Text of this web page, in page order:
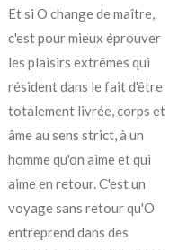
Et si O change de maître,
c'est pour mieux éprouver
les plaisirs extrêmes qui
résident dans le fait d'être
totalement livrée, corps et
âme au sens strict, à un
homme qu'on aime et qui
aime en retour. C'est un
voyage sans retour qu'O
entreprend dans des